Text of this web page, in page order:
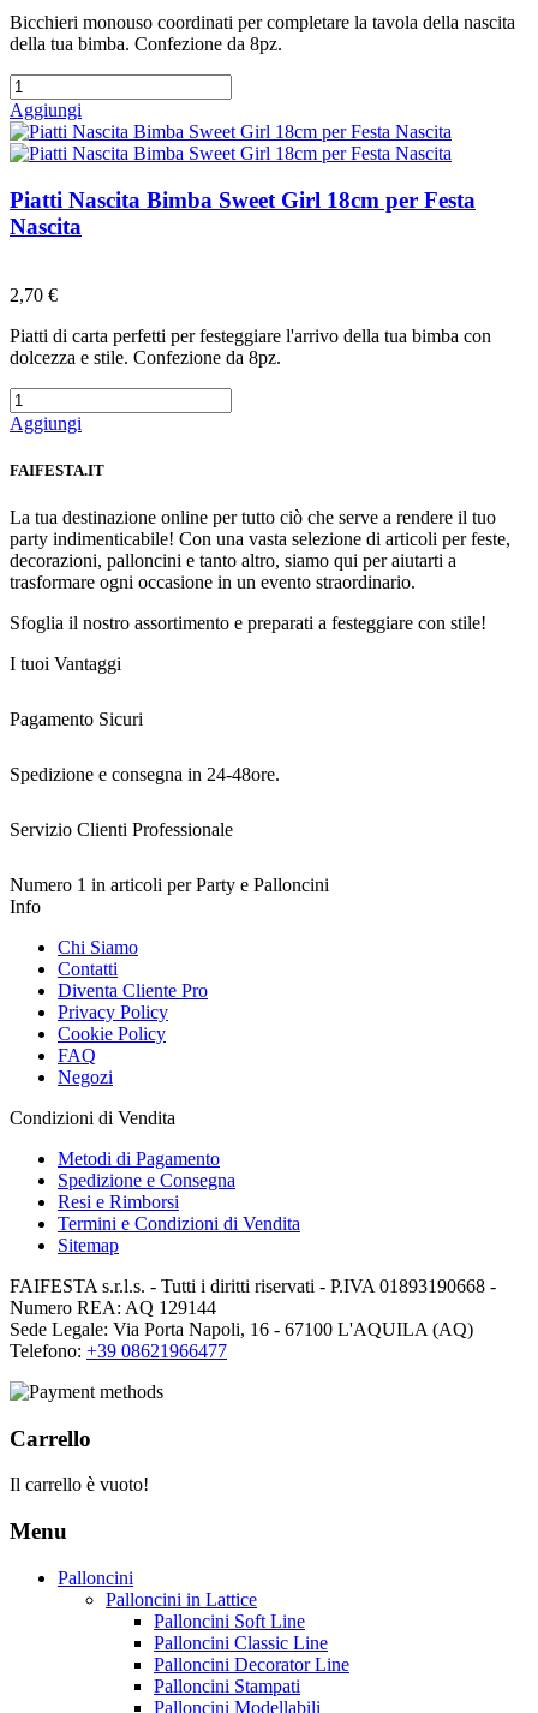
Bicchieri monouso coordinati per completare la tavola della nascita
della tua bimba. Confezione da 8pz.
Aggiungi
Piatti Nascita Bimba Sweet Girl 18cm per Festa
Nascita
2,70 €
Piatti di carta perfetti per festeggiare l'arrivo della tua bimba con
dolcezza e stile. Confezione da 8pz.
Aggiungi
FAIFESTA.IT
La tua destinazione online per tutto ciò che serve a rendere il tuo
party indimenticabile! Con una vasta selezione di articoli per feste,
decorazioni, palloncini e tanto altro, siamo qui per aiutarti a
trasformare ogni occasione in un evento straordinario.
Sfoglia il nostro assortimento e preparati a festeggiare con stile!
I tuoi Vantaggi
Pagamento Sicuri
Spedizione e consegna in 24-48ore.
Servizio Clienti Professionale
Numero 1 in articoli per Party e Palloncini
Info
Chi Siamo
Contatti
Diventa Cliente Pro
Privacy Policy
Cookie Policy
FAQ
Negozi
Condizioni di Vendita
Metodi di Pagamento
Spedizione e Consegna
Resi e Rimborsi
Termini e Condizioni di Vendita
Sitemap
FAIFESTA s.r.l.s. - Tutti i diritti riservati - P.IVA 01893190668 -
Numero REA: AQ 129144
Sede Legale: Via Porta Napoli, 16 - 67100 L'AQUILA (AQ)
Telefono: +39 08621966477
Carrello
Il carrello è vuoto!
Menu
Palloncini
Palloncini in Lattice
Palloncini Soft Line
Palloncini Classic Line
Palloncini Decorator Line
Palloncini Stampati
Palloncini Modellabili